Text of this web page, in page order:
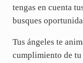
tengas en cuenta
busques
Tus ángeles te
cumplimiento de